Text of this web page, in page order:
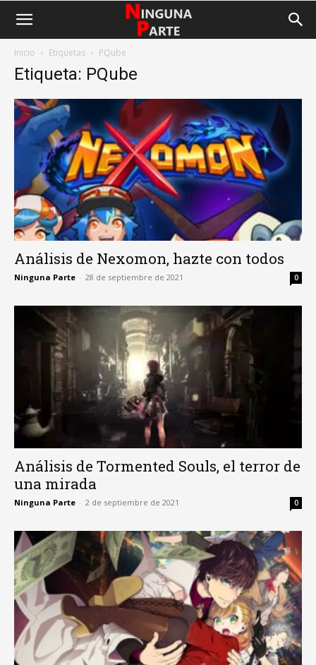
Inicio Etiquetas PQube
Etiqueta: PQube
Análisis de Nexomon, hazte con todos
Ninguna Parte - 28 de septiembre de 2021 0
Análisis de Tormented Souls, el terror de
una mirada
Ninguna Parte - 2 de septiembre de 2021 0